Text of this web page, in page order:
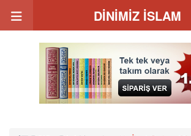
DİNİMİZ İSLAM